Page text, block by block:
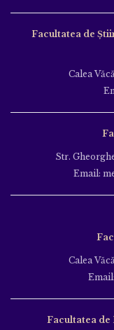
Facultatea de
Calea
Str.
Email:
Calea
Facultatea de